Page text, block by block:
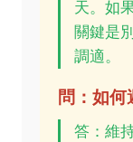
天。如
關鍵是
調適。
問：如何
答：維